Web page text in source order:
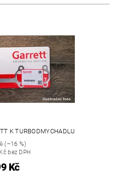
K TURBODMYCHADLU
(–16 %)
bez DPH
Kč